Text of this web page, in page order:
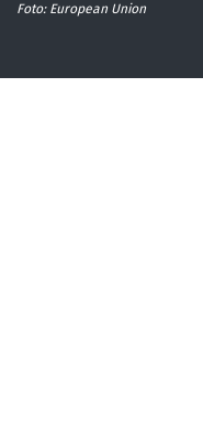
Foto: European Union